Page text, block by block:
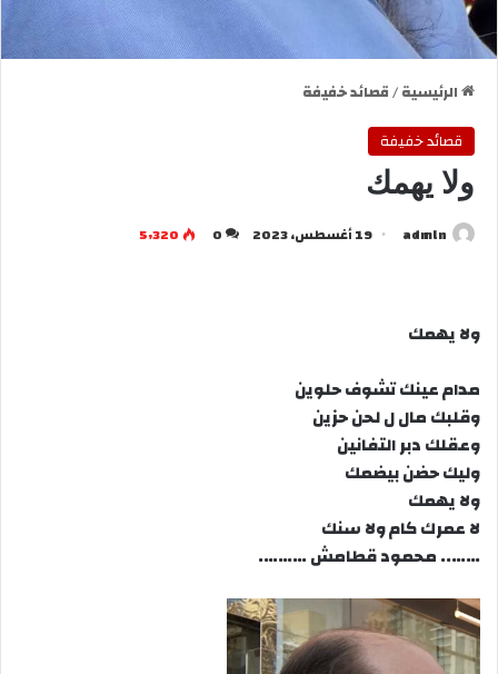
الرئيسية/قصائد خفيفة
قصائد خفيفة
ولا يهمك
admln 19 أغسطس، 2023 0 5٬320
ولا يهمك
مدام عينك تشوف حلوين
وقلبك مال ل لحن حزين
وعقلك دبر التفانين
وليك حضن بيضمك
ولا يهمك
لا عمرك كام ولا سنك
…….. محمود قطامش ……….